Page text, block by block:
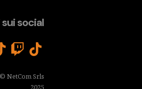
social
NetCom Srls
2025